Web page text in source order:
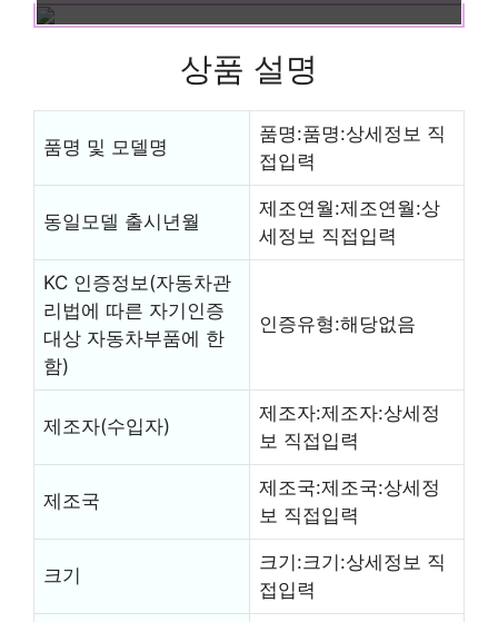
상품 설명
품명 및 모델명
품명:품명:상세정보 직
접입력
동일모델 출시년월
제조연월:제조연월:상
세정보 직접입력
KC 인증정보(자동차관
리법에 따른 자기인증
대상 자동차부품에 한
함)
인증유형:해당없음
제조자(수입자)
제조자:제조자:상세정
보 직접입력
제조국
제조국:제조국:상세정
보 직접입력
크기
크기:크기:상세정보 직
접입력